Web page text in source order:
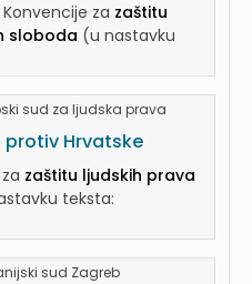
za zaštitu
sloboda (u nastavku
sud za ljudska prava
protiv Hrvatske
zaštitu ljudskih prava
teksta:
sud Zagreb